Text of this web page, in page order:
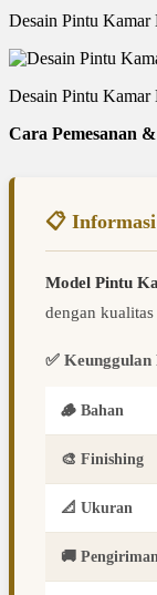
Desain Pintu
Desain Pintu
Cara Pemesanan
📋
Model Pintu
dengan
✅ Keunggulan
🪵 Bahan
🎨 Finishing
📐 Ukuran
🚚 Pengiriman